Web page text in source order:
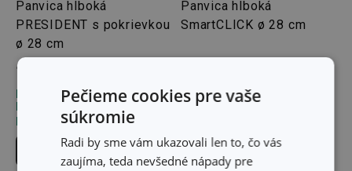
Panvica hlboká
PRESIDENT s pokrievkou
ø 28 cm
107,00 €
Dostupné v eshope
predajniach
Do košíka
Panvica hlboká
SmartCLICK ø 28 cm
Dostupné v eshope
Môžete mať ihneď v 32
Do košíka
Pečieme cookies pre vaše
súkromie
Radi by sme vám ukazovali len to, čo vás
zaujíma, teda nevšedné nápady pre